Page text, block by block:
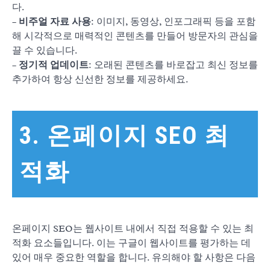
다.
– 비주얼 자료 사용: 이미지, 동영상, 인포그래픽 등을 포함
해 시각적으로 매력적인 콘텐츠를 만들어 방문자의 관심을
끌 수 있습니다.
– 정기적 업데이트: 오래된 콘텐츠를 바로잡고 최신 정보를
추가하여 항상 신선한 정보를 제공하세요.
3. 온페이지 SEO 최
적화
온페이지 SEO는 웹사이트 내에서 직접 적용할 수 있는 최
적화 요소들입니다. 이는 구글이 웹사이트를 평가하는 데
있어 매우 중요한 역할을 합니다. 유의해야 할 사항은 다음